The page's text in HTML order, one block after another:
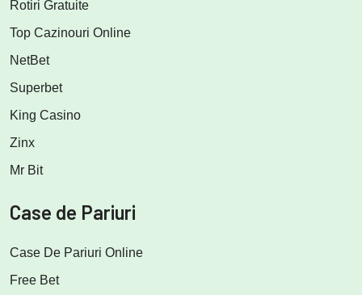
Rotiri Gratuite
Top Cazinouri Online
NetBet
Superbet
King Casino
Zinx
Mr Bit
Case de Pariuri
Case De Pariuri Online
Free Bet